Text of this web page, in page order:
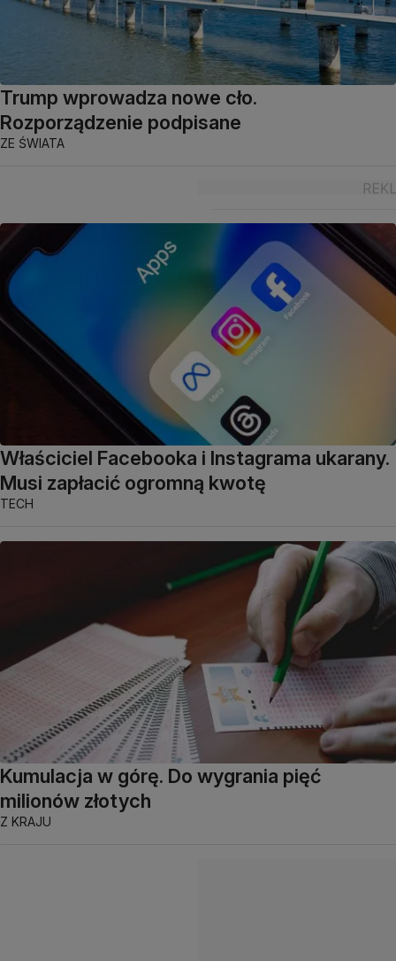
Trump wprowadza nowe cło.
Rozporządzenie podpisane
ZE ŚWIATA
Właściciel Facebooka i Instagrama ukarany.
Musi zapłacić ogromną kwotę
TECH
Kumulacja w górę. Do wygrania pięć
milionów złotych
Z KRAJU